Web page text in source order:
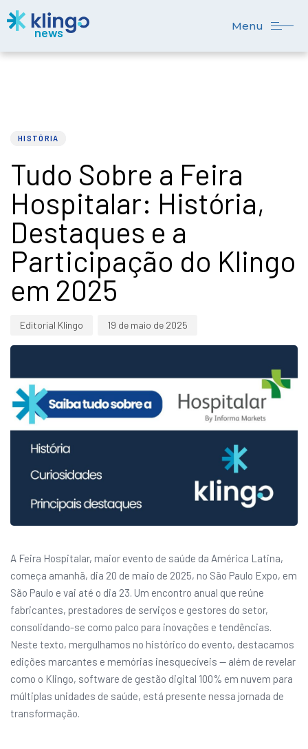
Menu
HISTÓRIA
Tudo Sobre a Feira
Hospitalar: História,
Destaques e a
Participação do Klingo
em 2025
Editorial Klingo 19 de maio de 2025
A Feira Hospitalar, maior evento de saúde da América Latina,
começa amanhã, dia 20 de maio de 2025, no São Paulo Expo, em
São Paulo e vai até o dia 23. Um encontro anual que reúne
fabricantes, prestadores de serviços e gestores do setor,
consolidando-se como palco para inovações e tendências.
Neste texto, mergulhamos no histórico do evento, destacamos
edições marcantes e memórias inesquecíveis — além de revelar
como o Klingo, software de gestão digital 100% em nuvem para
múltiplas unidades de saúde, está presente nessa jornada de
transformação.